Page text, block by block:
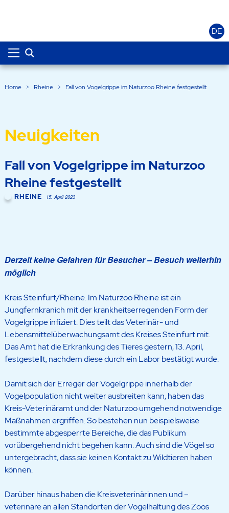
DE
Home > Rheine > Fall von Vogelgrippe im Naturzoo Rheine festgestellt
Neuigkeiten
Fall von Vogelgrippe im Naturzoo
Rheine festgestellt
RHEINE 15. April 2023
Derzeit keine Gefahren für Besucher – Besuch weiterhin
möglich
Kreis Steinfurt/Rheine. Im Naturzoo Rheine ist ein
Jungfernkranich mit der krankheitserregenden Form der
Vogelgrippe infiziert. Dies teilt das Veterinär- und
Lebensmittelüberwachungsamt des Kreises Steinfurt mit.
Das Amt hat die Erkrankung des Tieres gestern, 13. April,
festgestellt, nachdem diese durch ein Labor bestätigt wurde.
Damit sich der Erreger der Vogelgrippe innerhalb der
Vogelpopulation nicht weiter ausbreiten kann, haben das
Kreis-Veterinäramt und der Naturzoo umgehend notwendige
Maßnahmen ergriffen. So bestehen nun beispielsweise
bestimmte abgesperrte Bereiche, die das Publikum
vorübergehend nicht begehen kann. Auch sind die Vögel so
untergebracht, dass sie keinen Kontakt zu Wildtieren haben
können.
Darüber hinaus haben die Kreisveterinärinnen und –
veterinäre an allen Standorten der Vogelhaltung des Zoos